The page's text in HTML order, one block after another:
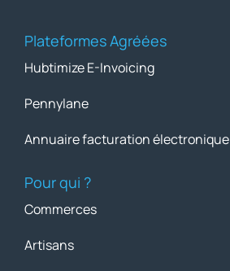
Plateformes Agréées
Hubtimize E-Invoicing
Pennylane
Annuaire facturation électronique
Pour qui ?
Commerces
Artisans